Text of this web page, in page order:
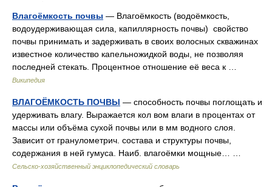
Влагоёмкость почвы — Влагоёмкость (водоёмкость,
водоудерживающая сила, капиллярность почвы) свойство
почвы принимать и задерживать в своих волосных скважинах
известное количество капельножидкой воды, не позволяя
последней стекать. Процентное отношение её веса к …
Википедия
ВЛАГОЁМКОСТЬ ПОЧВЫ — способность почвы поглощать и
удерживать влагу. Выражается кол вом влаги в процентах от
массы или объёма сухой почвы или в мм водного слоя.
Зависит от гранулометрич. состава и структуры почвы,
содержания в ней гумуса. Наиб. влагоёмки мощные… …
Сельско-хозяйственный энциклопедический словарь